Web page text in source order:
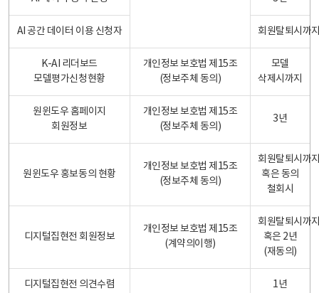
AI 공간 데이터 이용 신청자 회원탈퇴시까
K-AI 리더보드
모델평가신청현황
개인정보 보호법 제15조
(정보주체 동의)
모델
삭제시까지
원윈도우 홈페이지
회원정보
개인정보 보호법 제15조
(정보주체 동의)
3년
원윈도우 홍보동의 현황
개인정보 보호법 제15조
(정보주체 동의)
회원탈퇴시까
혹은 동의
철회시
디지털집현전 회원정보
개인정보 보호법 제15조
(계약의이행)
회원탈퇴시까
혹은 2년
(재동의)
디지털집현전 의견수렴 1년